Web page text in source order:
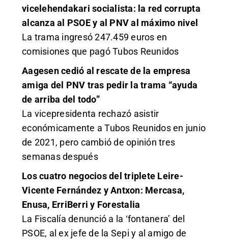
vicelehendakari socialista: la red corrupta
alcanza al PSOE y al PNV al máximo nivel
La trama ingresó 247.459 euros en
comisiones que pagó Tubos Reunidos
Aagesen cedió al rescate de la empresa
amiga del PNV tras pedir la trama “ayuda
de arriba del todo”
La vicepresidenta rechazó asistir
económicamente a Tubos Reunidos en junio
de 2021, pero cambió de opinión tres
semanas después
Los cuatro negocios del triplete Leire-
Vicente Fernández y Antxon: Mercasa,
Enusa, ErriBerri y Forestalia
La Fiscalía denunció a la ‘fontanera’ del
PSOE, al ex jefe de la Sepi y al amigo de